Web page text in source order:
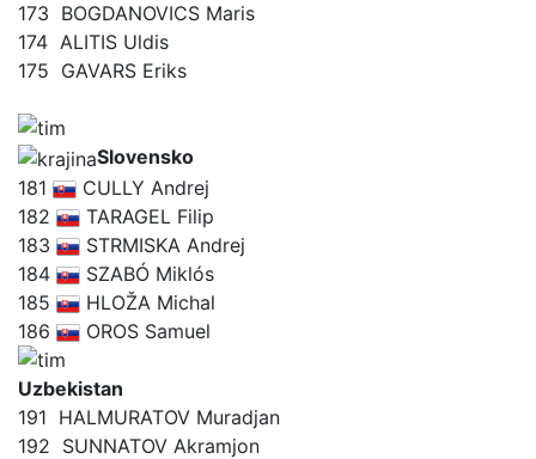
173 BOGDANOVICS Maris
174 ALITIS Uldis
175 GAVARS Eriks
Slovensko
181
CULLY Andrej
182
TARAGEL Filip
183
STRMISKA Andrej
184
SZABÓ Miklós
185
HLOŽA Michal
186
OROS Samuel
Uzbekistan
191 HALMURATOV Muradjan
192 SUNNATOV Akramjon